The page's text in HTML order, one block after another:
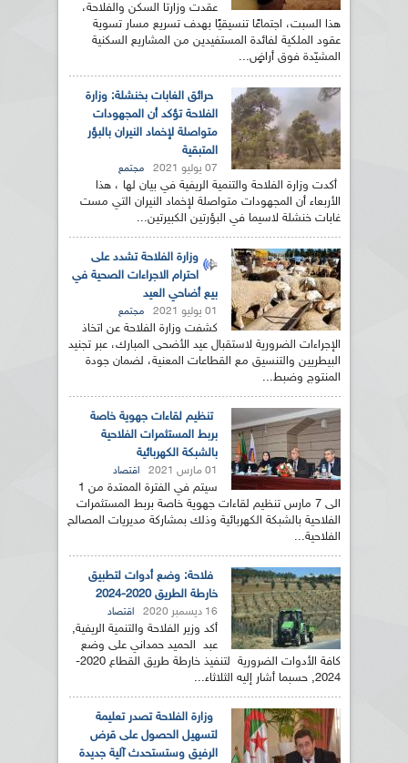
عقدت وزارتا السكن والفلاحة،
هذا السبت، اجتماعًا تنسيقيًا بهدف تسريع مسار تسوية
عقود الملكية لفائدة المستفيدين من المشاريع السكنية
المشيّدة فوق أراضٍ...
حرائق الغابات بخنشلة: وزارة
الفلاحة تؤكد أن المجهودات
متواصلة لإخماد النيران بالبؤر
المتبقية
07 يوليو 2021 مجتمع
أكدت وزارة الفلاحة والتنمية الريفية في بيان لها ، هذا
الأربعاء أن المجهودات متواصلة لإخماد النيران التي مست
غابات خنشلة لاسيما في البؤرتين الكبيرتين...
وزارة الفلاحة تشدد على
احترام الاجراءات الصحية في
بيع أضاحي العيد
01 يوليو 2021 مجتمع
كشفت وزارة الفلاحة عن اتخاذ
الإجراءات الضرورية لاستقبال عيد الأضحى المبارك، عبر تجنيد
البيطريين والتنسيق مع القطاعات المعنية، لضمان جودة
المنتوج وضبط...
تنظيم لقاءات جهوية خاصة
بربط المستثمرات الفلاحية
بالشبكة الكهربائية
01 مارس 2021 اقتصاد
سيتم في الفترة الممتدة من 1
الى 7 مارس تنظيم لقاءات جهوية خاصة بربط المستثمرات
الفلاحية بالشبكة الكهربائية وذلك بمشاركة مديريات المصالح
الفلاحية...
فلاحة: وضع أدوات لتطبيق
خارطة الطريق 2020-2024
16 ديسمبر 2020 اقتصاد
أكد وزير الفلاحة والتنمية الريفية,
عبد الحميد حمداني على وضع
كافة الأدوات الضرورية لتنفيذ خارطة طريق القطاع 2020-
2024, حسبما أشار إليه الثلاثاء...
وزارة الفلاحة تصدر تعليمة
لتسهيل الحصول على قرض
الرفيق وستستحدث آلية جديدة